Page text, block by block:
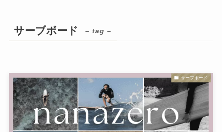
サーブボード – tag –
サーフボード